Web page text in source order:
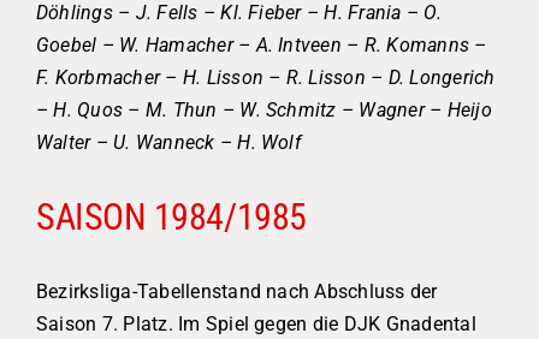
Döhlings – J. Fells – Kl. Fieber – H. Frania – O.
Goebel – W. Hamacher – A. Intveen – R. Komanns –
F. Korbmacher – H. Lisson – R. Lisson – D. Longerich
– H. Quos – M. Thun – W. Schmitz – Wagner – Heijo
Walter – U. Wanneck – H. Wolf
SAISON 1984/1985
Bezirksliga-Tabellenstand nach Abschluss der
Saison 7. Platz. Im Spiel gegen die DJK Gnadental